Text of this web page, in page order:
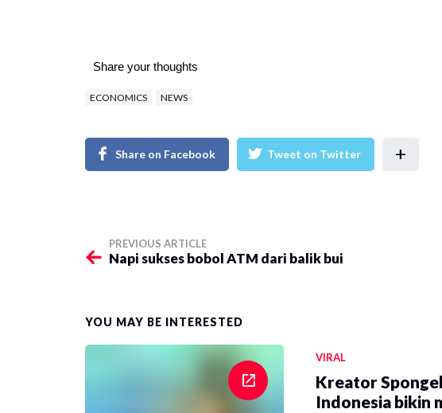
Share your thoughts
ECONOMICS NEWS
Share on Facebook Tweet on Twitter +
PREVIOUS ARTICLE
​Napi sukses bobol ATM dari balik bui
YOU MAY BE INTERESTED
VIRAL
Kreator
Indonesia bikin